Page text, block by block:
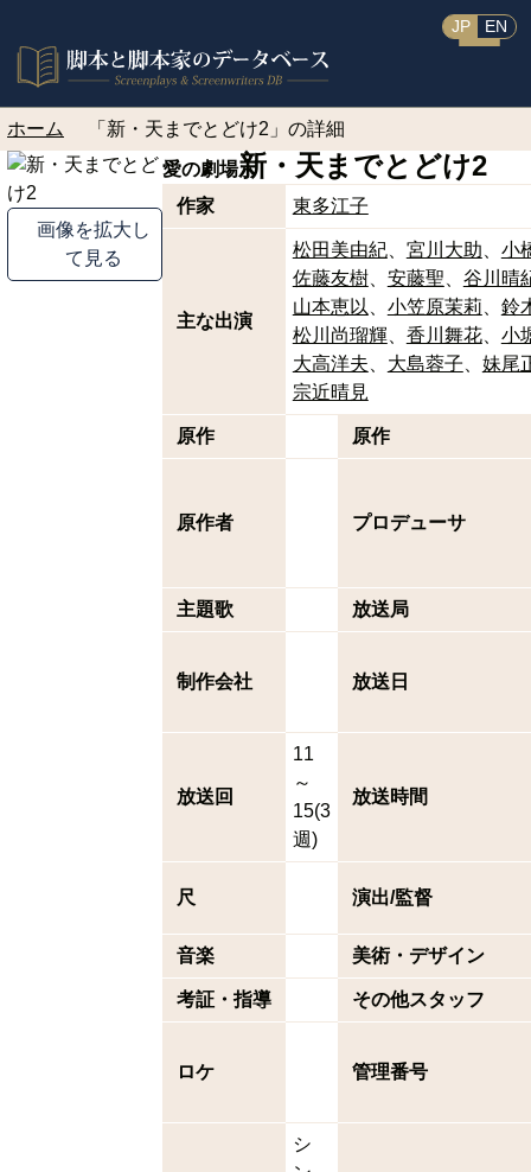
JP EN
ホーム 「新・天までとどけ2」の詳細
画像を拡大し
て見る
愛の劇場新・天までとどけ2
作家 東多江子
主な出演
松田美由紀 宮川大助
小
佐藤友樹
安藤聖
谷川晴
山本恵以
小笠原茉莉
鈴
松川尚瑠輝
香川舞花
小
大高洋夫
大島蓉子
妹尾
宗近晴見
原作 原作
原作者 プロデューサ
主題歌 放送局
制作会社 放送日
放送回
11
～
15(3
週)
放送時間
尺 演出/監督
音楽 美術・デザイン
考証・指導 その他スタッフ
ロケ 管理番号
シ